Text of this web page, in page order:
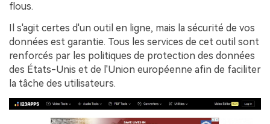
flous.
Il s'agit certes d'un outil en ligne, mais la sécurité de vos
données est garantie. Tous les services de cet outil sont
renforcés par les politiques de protection des données
des États-Unis et de l'Union européenne afin de faciliter
la tâche des utilisateurs.